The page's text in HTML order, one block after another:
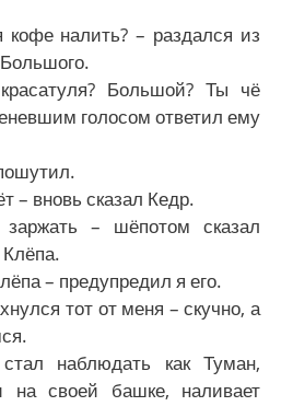
налить? – раздался из
Большой? Ты чё
голосом ответил ему
– вновь сказал Кедр.
– шёпотом сказал
– предупредил я его.
тот от меня – скучно, а
наблюдать как Туман,
на своей башке, наливает